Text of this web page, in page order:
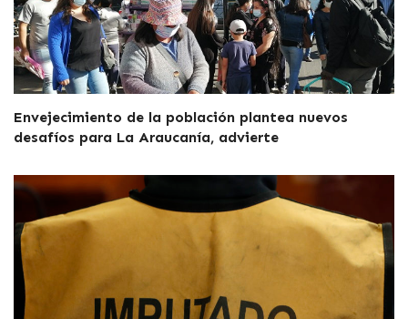
Envejecimiento de la población plantea nuevos
desafíos para La Araucanía, advierte